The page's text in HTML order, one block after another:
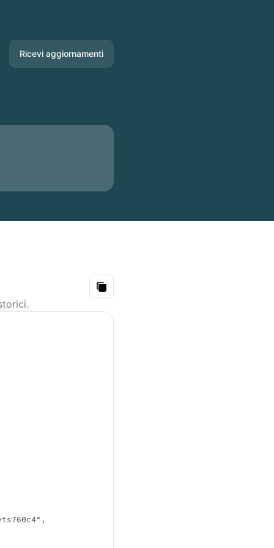
Ricevi aggiornamenti
Chat di Google
Copy
,